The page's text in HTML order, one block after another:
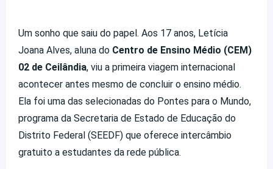
Um sonho que saiu do papel. Aos 17 anos, Letícia
Joana Alves, aluna do Centro de Ensino Médio (CEM)
02 de Ceilândia, viu a primeira viagem internacional
acontecer antes mesmo de concluir o ensino médio.
Ela foi uma das selecionadas do Pontes para o Mundo,
programa da Secretaria de Estado de Educação do
Distrito Federal (SEEDF) que oferece intercâmbio
gratuito a estudantes da rede pública.